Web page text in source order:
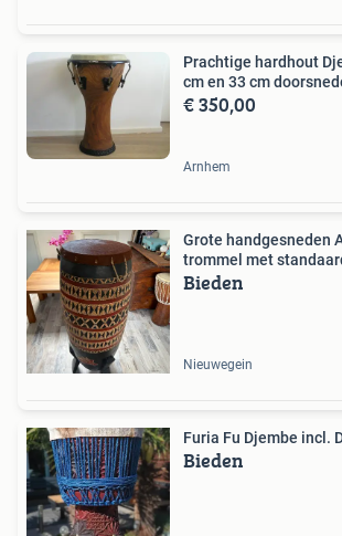
Prachtige hardhout
cm en 33 cm
€ 350,00
Arnhem
Grote handgesneden
trommel met
Bieden
Nieuwegein
Furia Fu Djembe incl.
Bieden